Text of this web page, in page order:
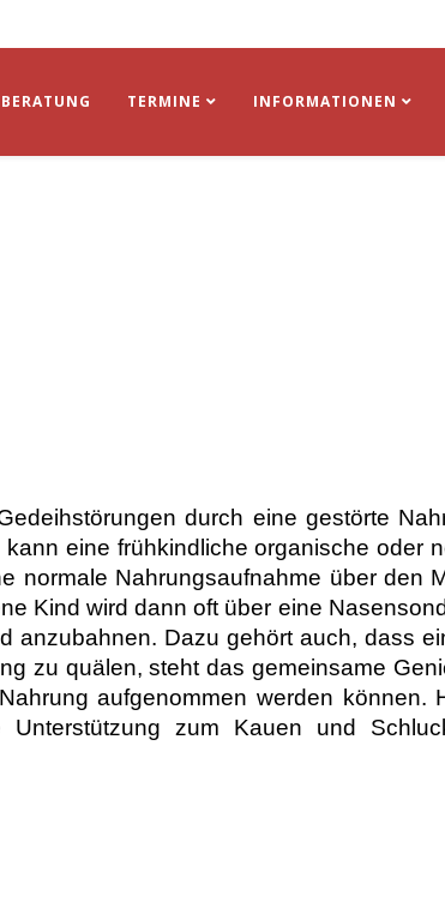
BERATUNG TERMINE INFORMATIONEN
durch eine gestörte
kann eine frühkindliche organische oder
normale Nahrungsaufnahme über den
Kind wird dann oft über eine
Dazu gehört auch, dass
zu quälen, steht das gemeinsame
aufgenommen werden können.
Unterstützung zum Kauen und